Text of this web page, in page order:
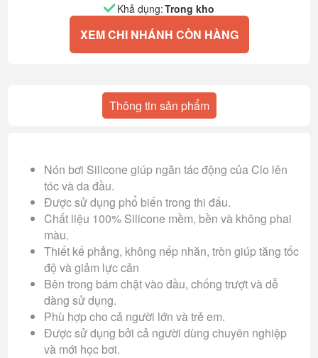
Khả dụng:Trong kho
XEM CHI NHÁNH CÒN HÀNG
Thông tin sản phẩm
Nón bơi Silicone giúp ngăn tác động của Clo lên
tóc và da đầu.
Được sử dụng phổ biến trong thi đấu.
Chất liệu 100% Silicone mềm, bền và không phai
màu.
Thiết kế phẳng, không nếp nhăn, tròn giúp tăng tốc
độ và giảm lực cản
Bên trong bám chặt vào đầu, chống trượt và dễ
dàng sử dụng.
Phù hợp cho cả người lớn và trẻ em.
Được sử dụng bởi cả người dùng chuyên nghiệp
và mới học bơi.